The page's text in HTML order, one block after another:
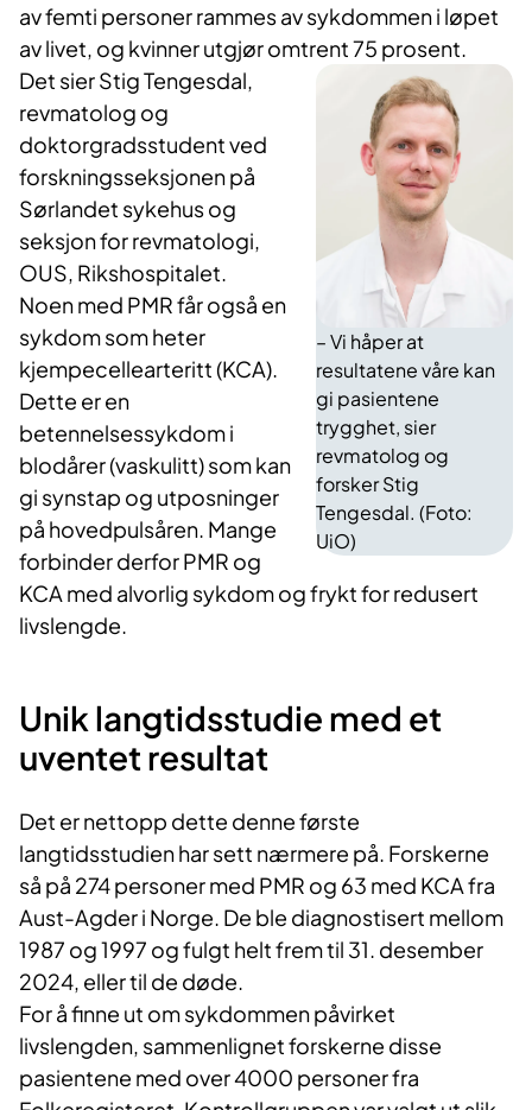
av femti personer rammes av sykdommen i løpet
av livet, og kvinner utgjør omtrent 75 prosent.
– Vi håper at
resultatene våre kan
gi pasientene
trygghet, sier
revmatolog og
forsker Stig
Tengesdal. (Foto:
UiO)
Det sier Stig Tengesdal,
revmatolog og
doktorgradsstudent ved
forskningsseksjonen på
Sørlandet sykehus og
seksjon for revmatologi,
OUS, Rikshospitalet.
Noen med PMR får også en
sykdom som heter
kjempecellearteritt (KCA).
Dette er en
betennelsessykdom i
blodårer (vaskulitt) som kan
gi synstap og utposninger
på hovedpulsåren. Mange
forbinder derfor PMR og
KCA med alvorlig sykdom og frykt for redusert
livslengde.
Unik langtidsstudie med et
uventet resultat
Det er nettopp dette denne første
langtidsstudien har sett nærmere på. Forskerne
så på 274 personer med PMR og 63 med KCA fra
Aust-Agder i Norge. De ble diagnostisert mellom
1987 og 1997 og fulgt helt frem til 31. desember
2024, eller til de døde.
For å finne ut om sykdommen påvirket
livslengden, sammenlignet forskerne disse
pasientene med over 4000 personer fra